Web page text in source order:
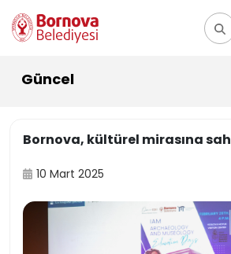
Güncel
Bornova, kültürel mirasına
10 Mart 2025